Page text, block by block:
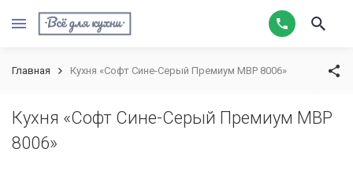
Главная Кухня «Софт Сине-Серый Премиум МВР 8006»
Кухня «Софт Сине-Серый Премиум МВР
8006»